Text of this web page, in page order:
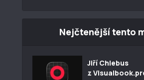
Nejčtenější tento
Jiří Chlebus
z